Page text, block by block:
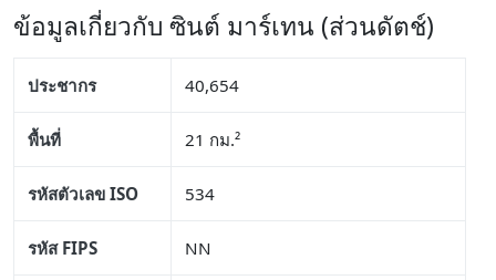
ข้อมูลเกี่ยวกับ ซินต์ มาร์เทน (ส่วนดัตช์)
ประชากร 40,654
พื้นที่ 21 กม.²
รหัสตัวเลข ISO 534
รหัส FIPS NN